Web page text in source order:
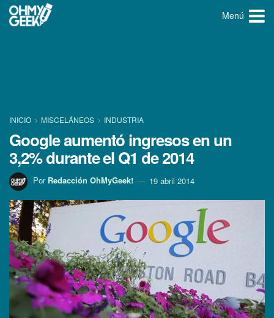
Menú
INICIO MISCELÁNEOS INDUSTRIA
Google aumentó ingresos en un
3,2% durante el Q1 de 2014
Por Redacción OhMyGeek! 19 abril 2014